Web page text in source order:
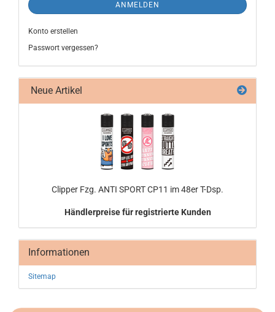
ANMELDEN
Konto erstellen
Passwort vergessen?
Neue Artikel
Clip­per Fzg. ANTI SPORT CP11 im 48er T-Dsp.
Händlerpreise für registrierte Kunden
Informationen
Sitemap